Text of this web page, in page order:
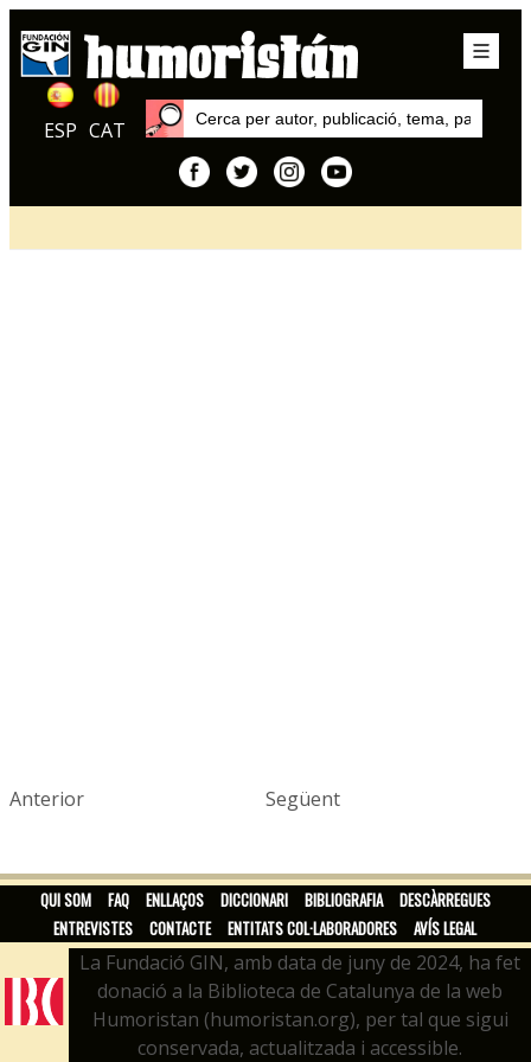
ESP CAT
Anterior Següent
QUI SOM FAQ ENLLAÇOS DICCIONARI BIBLIOGRAFIA
DESCÀRREGUES
ENTREVISTES
CONTACTE ENTITATS COL·LABORADORES AVÍS LEGAL
La Fundació GIN, amb data de juny de 2024, ha fet
donació a la Biblioteca de Catalunya de la web
Humoristan (humoristan.org), per tal que sigui
conservada, actualitzada i accessible.